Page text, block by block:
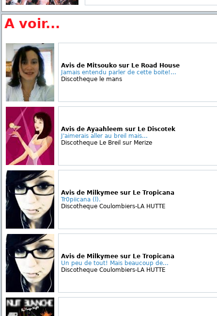
A voir...
Avis de Mitsouko sur Le Road House
Jamais entendu parler de cette boite!...
Discotheque le mans
Avis de Ayaahleem sur Le Discotek
J'aimerais aller au breil mais...
Discotheque Le Breil sur Merize
Avis de Milkymee sur Le Tropicana
Tr0piicana (l).
Discotheque Coulombiers-LA HUTTE
Avis de Milkymee sur Le Tropicana
Un peu de tout! Mais beaucoup de...
Discotheque Coulombiers-LA HUTTE